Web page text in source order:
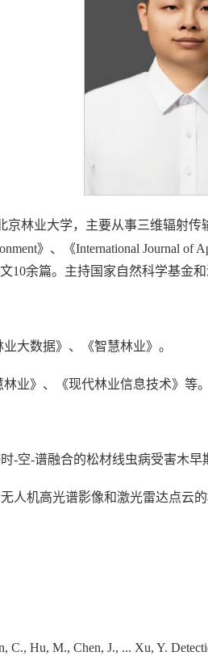
京林业大学，主要从事三维辐射
》、《International Journal of
余篇。主持国家自然科学基金和
大数据》、《智慧林业》。
业》、《现代林业信息技术》等。
-空-谱融合的松材线虫病受害木早
人机高光谱影像和激光雷达点云
C., Hu, M., Chen, J., ... Xu, Y.